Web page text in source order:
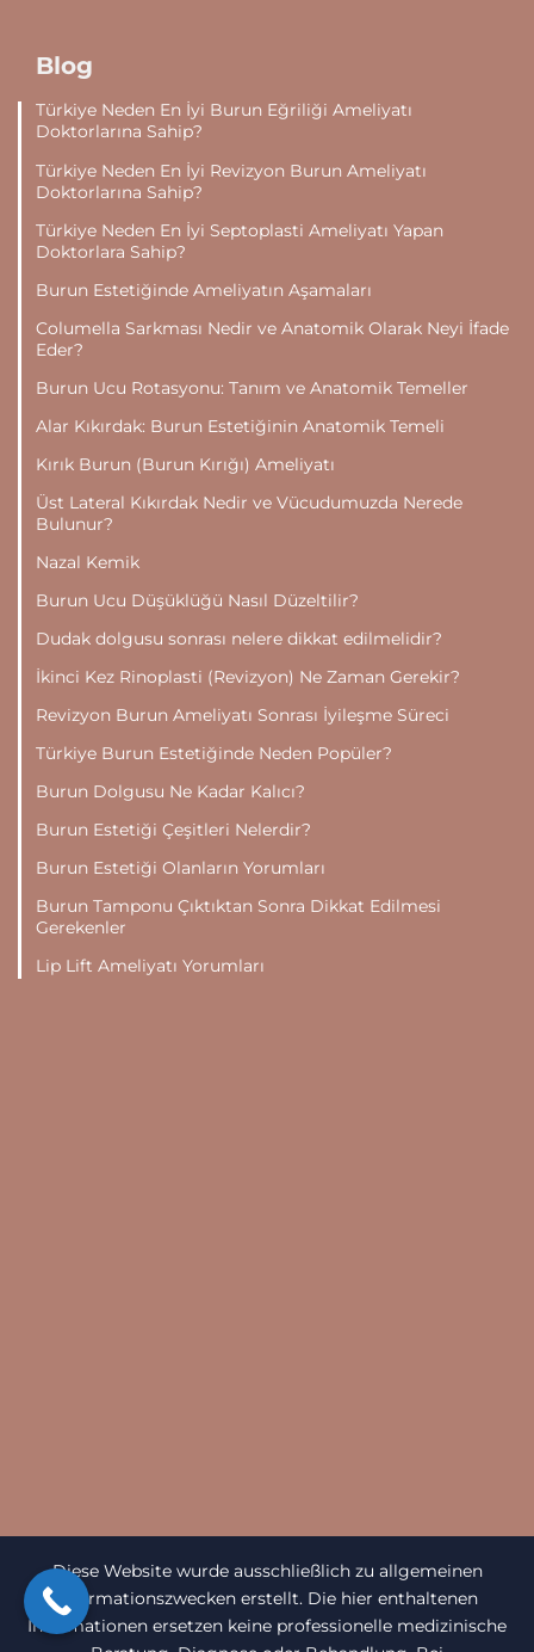
Blog
Türkiye Neden En İyi Burun Eğriliği Ameliyatı
Doktorlarına Sahip?
Türkiye Neden En İyi Revizyon Burun Ameliyatı
Doktorlarına Sahip?
Türkiye Neden En İyi Septoplasti Ameliyatı Yapan
Doktorlara Sahip?
Burun Estetiğinde Ameliyatın Aşamaları
Columella Sarkması Nedir ve Anatomik Olarak Neyi İfade
Eder?
Burun Ucu Rotasyonu: Tanım ve Anatomik Temeller
Alar Kıkırdak: Burun Estetiğinin Anatomik Temeli
Kırık Burun (Burun Kırığı) Ameliyatı
Üst Lateral Kıkırdak Nedir ve Vücudumuzda Nerede
Bulunur?
Nazal Kemik
Burun Ucu Düşüklüğü Nasıl Düzeltilir?
Dudak dolgusu sonrası nelere dikkat edilmelidir?
İkinci Kez Rinoplasti (Revizyon) Ne Zaman Gerekir?
Revizyon Burun Ameliyatı Sonrası İyileşme Süreci
Türkiye Burun Estetiğinde Neden Popüler?
Burun Dolgusu Ne Kadar Kalıcı?
Burun Estetiği Çeşitleri Nelerdir?
Burun Estetiği Olanların Yorumları
Burun Tamponu Çıktıktan Sonra Dikkat Edilmesi
Gerekenler
Lip Lift Ameliyatı Yorumları
Diese Website wurde ausschließlich zu allgemeinen
Informationszwecken erstellt. Die hier enthaltenen
Informationen ersetzen keine professionelle medizinische